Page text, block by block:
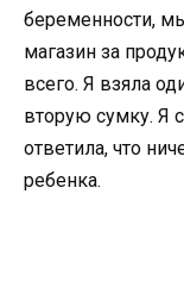
беременности,
магазин за
всего. Я взяла
вторую сумку. Я
ответила, что
ребенка.